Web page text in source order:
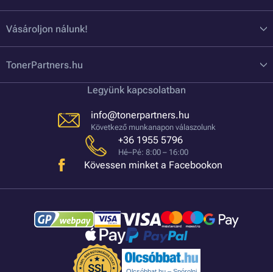
Vásároljon nálunk!
TonerPartners.hu
Legyünk kapcsolatban
info@tonerpartners.hu
Következő munkanapon válaszolunk
+36 1955 5796
Hé–Pé: 8:00 – 16:00
Kövessen minket a Facebookon